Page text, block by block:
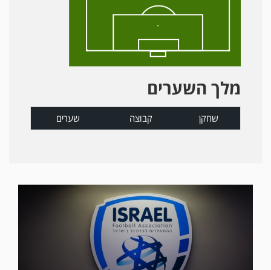
מלך השערים
שחקן קבוצה שערים